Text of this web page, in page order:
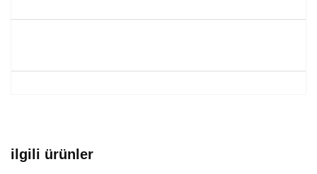
ilgili ürünler